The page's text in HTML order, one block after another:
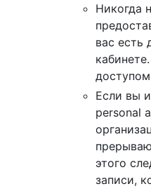
Никогда
вас есть
Если вы
personal
этого
записи,